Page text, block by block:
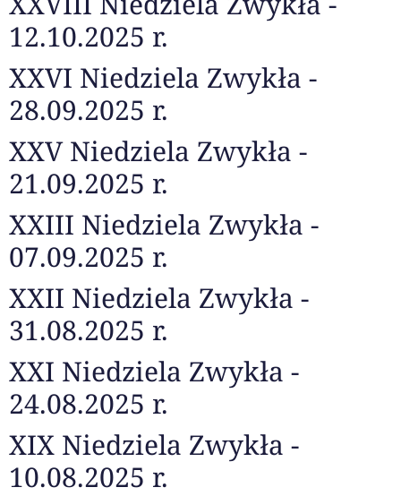
12.10.2025 r.
XXVI Niedziela Zwykła -
28.09.2025 r.
XXV Niedziela Zwykła -
21.09.2025 r.
XXIII Niedziela Zwykła -
07.09.2025 r.
XXII Niedziela Zwykła -
31.08.2025 r.
XXI Niedziela Zwykła -
24.08.2025 r.
XIX Niedziela Zwykła -
10.08.2025 r.